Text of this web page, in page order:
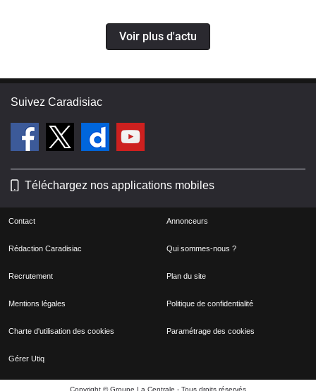
Voir plus d'actu
Suivez Caradisiac
Téléchargez nos applications mobiles
Contact Annonceurs
Rédaction Caradisiac Qui sommes-nous ?
Recrutement Plan du site
Mentions légales Politique de confidentialité
Charte d'utilisation des cookies Paramétrage des cookies
Gérer Utiq
Copyright © Groupe La Centrale - Tous droits réservés